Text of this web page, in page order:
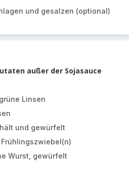
und gesalzen (optional)
außer der Sojasauce
Linsen
und gewürfelt
Wurst, gewürfelt